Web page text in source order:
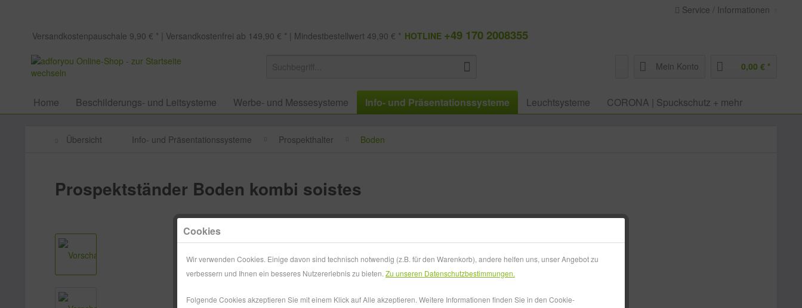
Service / Informationen
Versandkostenpauschale 9,90 € * | Versandkostenfrei ab 149,90 € * | Mindestbestellwert 49,90 € * HOTLINE +49 170 2008355
Mein Konto 0,00 € *
Home Beschilderungs- und Leitsysteme Werbe- und Messesysteme Info- und Präsentationssysteme Leuchtsysteme CORONA | Spuckschutz + mehr
Übersicht Info- und Präsentationssysteme Prospekthalter Boden
Prospektständer Boden kombi soistes
450,49 € *
zzgl. MwSt.zzgl. Versandkosten
Versandkostenfreie Lieferung!
Cookies
Wir verwenden Cookies. Einige davon sind technisch notwendig (z.B. für den Warenkorb), andere helfen uns, unser Angebot zu
verbessern und Ihnen ein besseres Nutzererlebnis zu bieten. Zu unseren Datenschutzbestimmungen.
Folgende Cookies akzeptieren Sie mit einem Klick auf Alle akzeptieren. Weitere Informationen finden Sie in den Cookie-